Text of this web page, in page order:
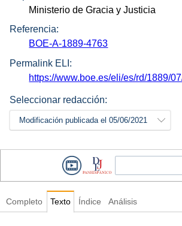
Ministerio de Gracia y Justicia
Referencia:
BOE-A-1889-4763
Permalink ELI:
https://www.boe.es/eli/es/rd/1889/
Seleccionar redacción:
Modificación publicada el 05/06/2021
Completo Texto Índice Análisis